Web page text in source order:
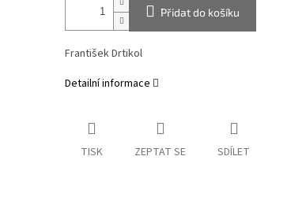
Přidat do košíku
František Drtikol
Detailní informace
TISK ZEPTAT SE SDÍLET